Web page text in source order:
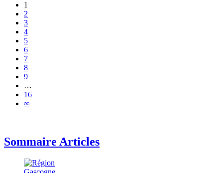
1
2
3
4
5
6
7
8
9
…
16
∞
Sommaire Articles